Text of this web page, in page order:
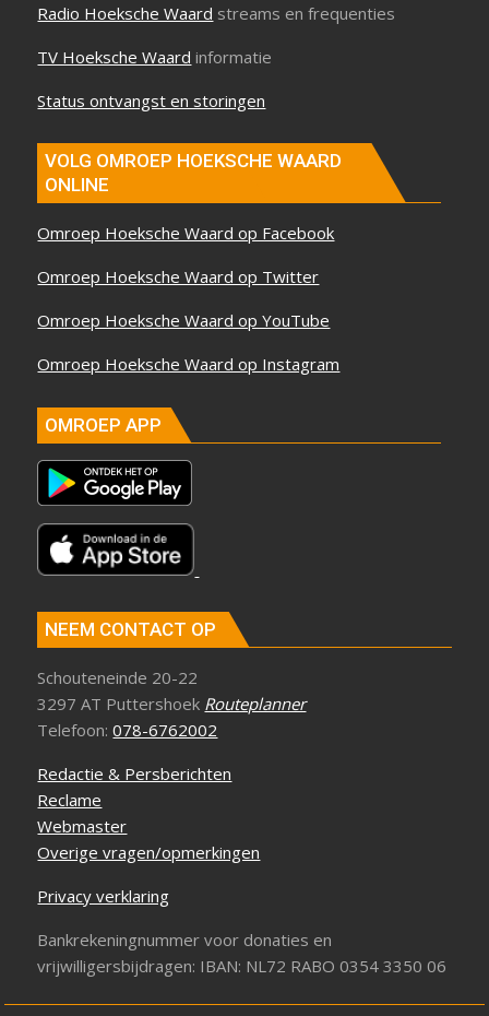
Radio Hoeksche Waard streams en frequenties
TV Hoeksche Waard informatie
Status ontvangst en storingen
VOLG OMROEP HOEKSCHE WAARD
ONLINE
Omroep Hoeksche Waard op Facebook
Omroep Hoeksche Waard op Twitter
Omroep Hoeksche Waard op YouTube
Omroep Hoeksche Waard op Instagram
OMROEP APP
NEEM CONTACT OP
Schouteneinde 20-22
3297 AT Puttershoek Routeplanner
Telefoon:078-6762002
Redactie & Persberichten
Reclame
Webmaster
Overige vragen/opmerkingen
Privacy verklaring
Bankrekeningnummer voor donaties en
vrijwilligersbijdragen: IBAN: NL72 RABO 0354 3350 06